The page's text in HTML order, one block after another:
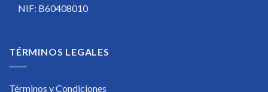
NIF: B60408010
TÉRMINOS LEGALES
Términos y Condiciones